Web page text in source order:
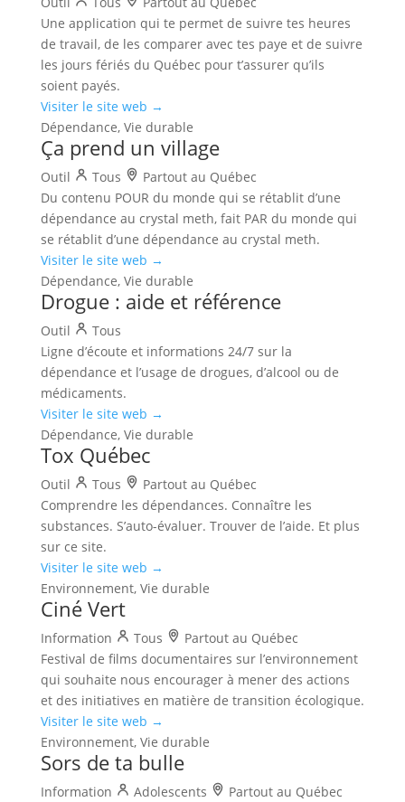
Une application qui te permet de suivre tes heures
de travail, de les comparer avec tes paye et de suivre
les jours fériés du Québec pour t’assurer qu’ils
soient payés.
Visiter le site web →
Dépendance, Vie durable
Ça prend un village
Outil Tous
Partout au Québec
Du contenu POUR du monde qui se rétablit d’une
dépendance au crystal meth, fait PAR du monde qui
se rétablit d’une dépendance au crystal meth.
Visiter le site web →
Dépendance, Vie durable
Drogue : aide et référence
Outil
Tous
Ligne d’écoute et informations 24/7 sur la
dépendance et l’usage de drogues, d’alcool ou de
médicaments.
Visiter le site web →
Dépendance, Vie durable
Tox Québec
Outil Tous
Partout au Québec
Comprendre les dépendances. Connaître les
substances. S’auto-évaluer. Trouver de l’aide. Et plus
sur ce site.
Visiter le site web →
Environnement, Vie durable
Ciné Vert
Information Tous
Partout au Québec
Festival de films documentaires sur l’environnement
qui souhaite nous encourager à mener des actions
et des initiatives en matière de transition écologique.
Visiter le site web →
Environnement, Vie durable
Sors de ta bulle
Information Adolescents
Partout au Québec